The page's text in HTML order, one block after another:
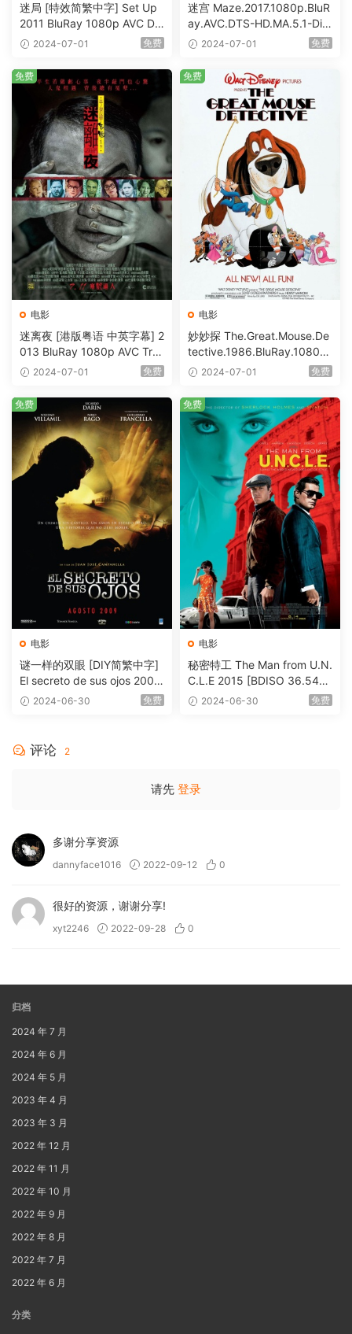
迷局 [特效简繁中字] Set Up
2011 BluRay 1080p AVC DT
S-HD MA5.1-shhaclm@CHD
2024-07-01 免费
迷宫 Maze.2017.1080p.BluR
ay.AVC.DTS-HD.MA.5.1-DiY
@HDHome [BDISO 19.7GB]
2024-07-01 免费
电影
迷离夜 [港版粤语 中英字幕] 2
013 BluRay 1080p AVC Tru
eHD5.1 [BDISO 22.64GB]
2024-07-01 免费
免费
电影
妙妙探 The.Great.Mouse.De
tective.1986.BluRay.1080p.
AVC.DTS-HD.MA.5.1-HDHo
2024-07-01 免费
免费
电影
谜一样的双眼 [DIY简繁中字]
El secreto de sus ojos 2009
1080p Blu-ray AVC DTS-HD
2024-06-30 免费
免费
电影
秘密特工 The Man from U.N.
C.L.E 2015 [BDISO 36.54G
B] 2024-06-30 免费
免费
评论 2
请先 登录
多谢分享资源
dannyface1016 2022-09-12 0
很好的资源，谢谢分享!
xyt2246 2022-09-28 0
归档
2024 年 7 月
2024 年 6 月
2024 年 5 月
2023 年 4 月
2023 年 3 月
2022 年 12 月
2022 年 11 月
2022 年 10 月
2022 年 9 月
2022 年 8 月
2022 年 7 月
2022 年 6 月
分类